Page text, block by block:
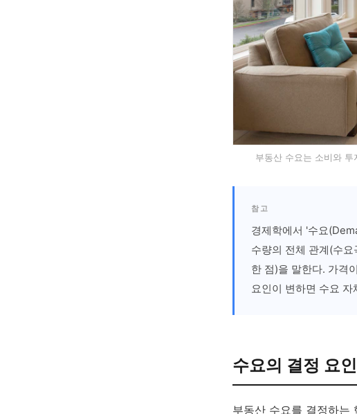
부동산 수요는 소비와
참고
경제학에서 '수요
수량의 전체 관계(수
한 점)을 말한다. 가격
요인이 변하면 수요
수요의 결정 요인
부동산 수요를 결정하는